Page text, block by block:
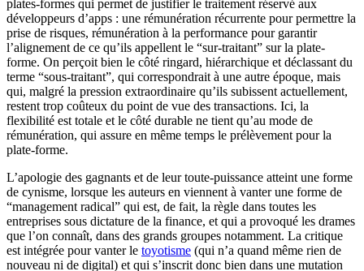
plates-formes qui permet de justifier le traitement réservé aux
développeurs d’apps : une rémunération récurrente pour permettre la
prise de risques, rémunération à la performance pour garantir
l’alignement de ce qu’ils appellent le “sur-traitant” sur la plate-
forme. On perçoit bien le côté ringard, hiérarchique et déclassant du
terme “sous-traitant”, qui correspondrait à une autre époque, mais
qui, malgré la pression extraordinaire qu’ils subissent actuellement,
restent trop coûteux du point de vue des transactions. Ici, la
flexibilité est totale et le côté durable ne tient qu’au mode de
rémunération, qui assure en même temps le prélèvement pour la
plate-forme.
L’apologie des gagnants et de leur toute-puissance atteint une forme
de cynisme, lorsque les auteurs en viennent à vanter une forme de
“management radical” qui est, de fait, la règle dans toutes les
entreprises sous dictature de la finance, et qui a provoqué les drames
que l’on connaît, dans des grands groupes notamment. La critique
est intégrée pour vanter le toyotisme (qui n’a quand même rien de
nouveau ni de digital) et qui s’inscrit donc bien dans une mutation